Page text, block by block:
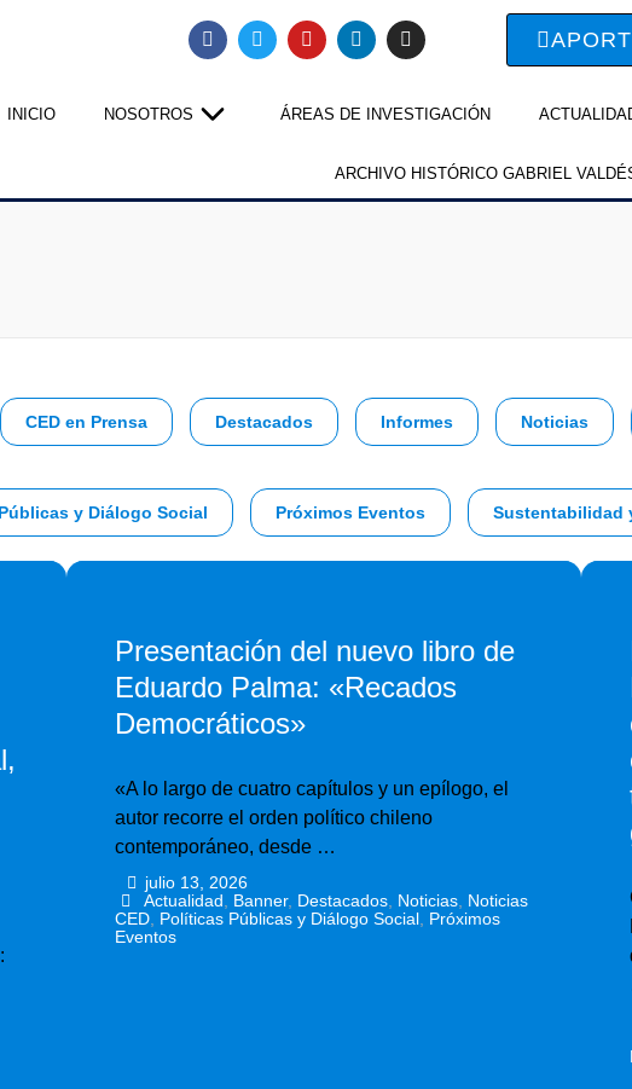
INICIO NOSOTROS ÁREAS DE INVESTIGACIÓN
ARCHIVO HISTÓRICO GABRIEL
CED en Prensa Destacados Informes Noticias
y Diálogo Social Próximos Eventos Sustentabilidad
Presentación del nuevo libro de
Eduardo Palma: «Recados
Democráticos»
«A lo largo de cuatro capítulos y un epílogo, el
autor recorre el orden político chileno
contemporáneo, desde …
julio 13, 2026
Actualidad Banner, Destacados, Noticias, Noticias
CED Políticas Públicas y Diálogo Social Próximos
Eventos